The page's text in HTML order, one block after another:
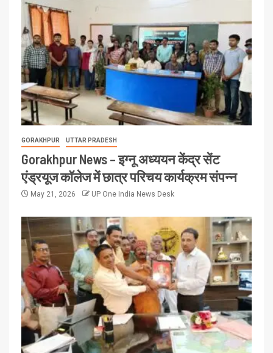
GORAKHPUR UTTAR PRADESH
Gorakhpur News – इग्नू अध्ययन केंद्र सेंट
एंड्रयूज कॉलेज में छात्र परिचय कार्यक्रम संपन्न
May 21, 2026 UP One India News Desk